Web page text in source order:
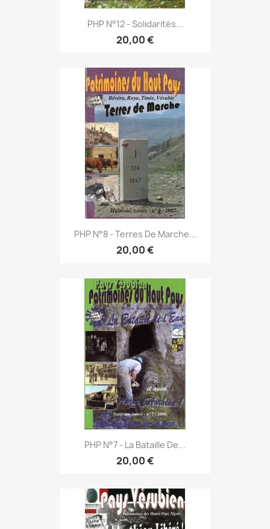
PHP N°12 - Solidarités...
20,00 €
PHP N°8 - Terres De Marche...
20,00 €
PHP N°7 - La Bataille De...
20,00 €